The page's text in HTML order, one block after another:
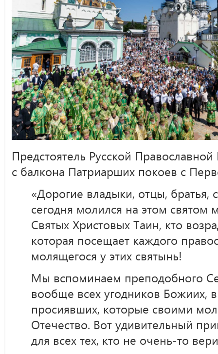
Предстоятель Русской
с балкона Патриарших покоев с
«Дорогие владыки, отцы, братья,
сегодня молился на этом святом
Святых Христовых Таин, кто
которая посещает каждого
молящегося у этих святынь!
Мы вспоминаем преподобного
вообще всех угодников Божиих,
просиявших, которые своими
Отечество. Вот удивительный
для всех тех, кто не очень-то